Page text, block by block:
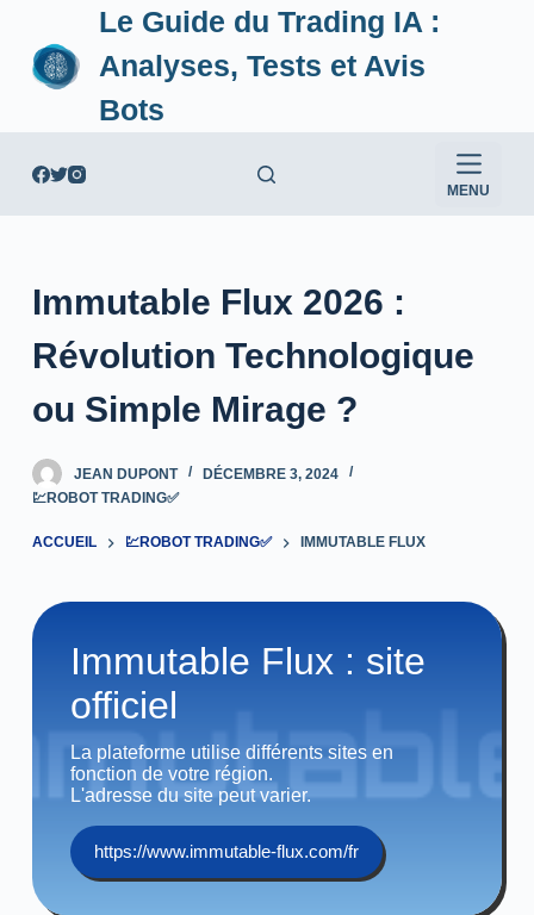
a
Le Guide du Trading IA :
Analyses, Tests et Avis
Bots
MENU
Immutable Flux 2026 :
Révolution Technologique
ou Simple Mirage ?
JEAN DUPONT
DÉCEMBRE 3, 2024
💹ROBOT TRADING✅
ACCUEIL 💹ROBOT TRADING✅ IMMUTABLE FLUX
Immutable Flux : site
officiel
La plateforme utilise différents sites en
fonction de votre région.
L'adresse du site peut varier.
https://www.immutable-flux.com/fr